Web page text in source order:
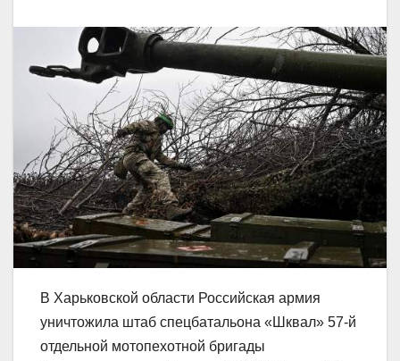
В Харьковской области Российская армия
уничтожила штаб спецбатальона «Шквал» 57-й
отдельной мотопехотной бригады